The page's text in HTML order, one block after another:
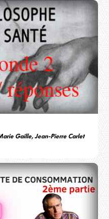
Gaille, Jean-Pierre Carlet